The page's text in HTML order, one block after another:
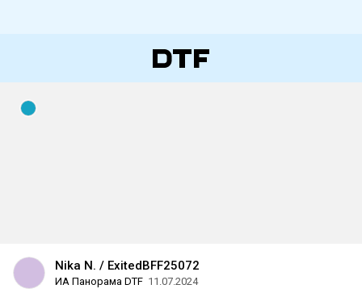
Nika N. / ExitedBFF25072
ИА Панорама DTF 11.07.2024